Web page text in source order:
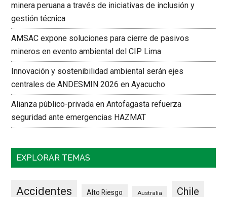
minera peruana a través de iniciativas de inclusión y
gestión técnica
AMSAC expone soluciones para cierre de pasivos
mineros en evento ambiental del CIP Lima
Innovación y sostenibilidad ambiental serán ejes
centrales de ANDESMIN 2026 en Ayacucho
Alianza público-privada en Antofagasta refuerza
seguridad ante emergencias HAZMAT
EXPLORAR TEMAS
Accidentes Alto Riesgo Australia Chile